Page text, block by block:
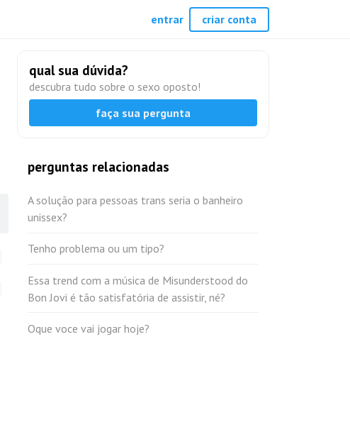
qual sua dúvida?
descubra tudo sobre o sexo oposto!
faça sua pergunta
perguntas relacionadas
A solução para pessoas trans seria o banheiro
unissex?
Tenho problema ou um tipo?
Essa trend com a música de Misunderstood do
Bon Jovi é tão satisfatória de assistir, né?
Oque voce vai jogar hoje?
entrar criar conta